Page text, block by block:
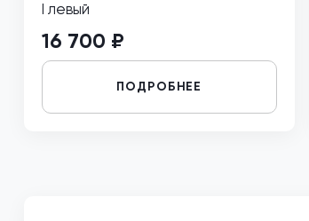
I левый
16 700 ₽
ПОДРОБНЕЕ